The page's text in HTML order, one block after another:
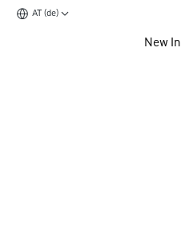
AT (de)
Zum Hauptinhalt springenNew In